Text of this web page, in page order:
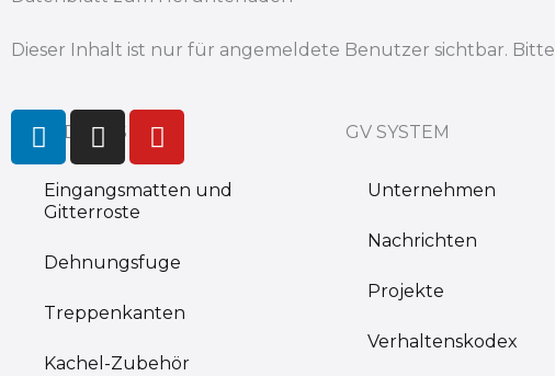
Dieser Inhalt ist nur für angemeldete Benutzer sichtbar. Bitte
PRODUCTS
Eingangsmatten und
Gitterroste
Dehnungsfuge
Treppenkanten
Kachel-Zubehör
GV SYSTEM
Unternehmen
Nachrichten
Projekte
Verhaltenskodex
L
i
n
k
d
n
I
n
t
g
a
Y
o
u
t
b